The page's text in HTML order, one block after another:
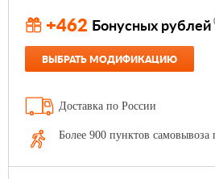
+462 Бонусных рублей
ВЫБРАТЬ МОДИФИКАЦИЮ
Доставка по России
Более 900 пунктов самовывоза